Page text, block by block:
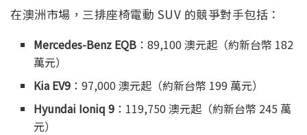
在澳洲市場，三排座椅電動 SUV 的競爭對手包括：
Mercedes-Benz EQB ：89,100 澳元起（約新台幣 182
萬元）
Kia EV9 ：97,000 澳元起（約新台幣 199 萬元）
Hyundai Ioniq 9 ：119,750 澳元起（約新台幣 245 萬
元）